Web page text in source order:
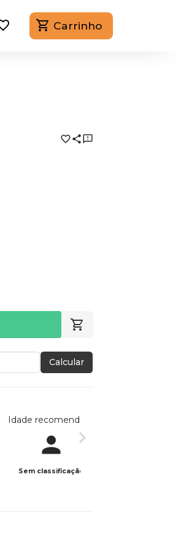
Carrinho
Calcular
Idade recomendada
Sem classificação